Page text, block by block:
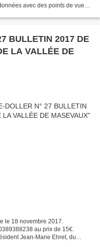
avec des points de vue
BULLETIN 2017 DE
LA VALLÉE DE
le 18 novembre 2017.
au prix de 15€.
Jean-Marie Ehret, du